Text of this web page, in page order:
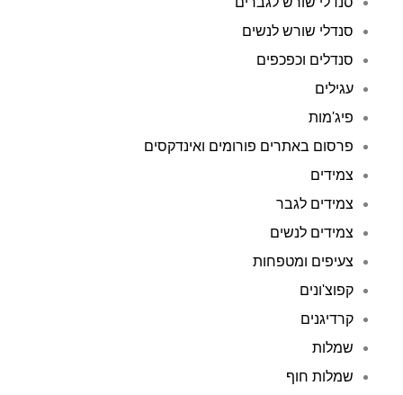
סנדלי שורש לנשים
סנדלים וכפכפים
עגילים
פיג'מות
פרסום באתרים פורומים ואינדקסים
צמידים
צמידים לגבר
צמידים לנשים
צעיפים ומטפחות
קפוצ'ונים
קרדיגנים
שמלות
שמלות חוף